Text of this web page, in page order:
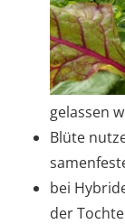
gelassen
Blüte
bei
der